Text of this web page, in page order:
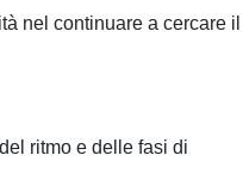
nel continuare a cercare il
ritmo e delle fasi di